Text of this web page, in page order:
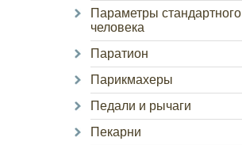
Параметры стандартного
человека
Паратион
Парикмахеры
Педали и рычаги
Пекарни